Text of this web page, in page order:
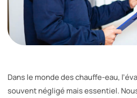
Dans le monde des chauffe-eau,
souvent négligé mais essentiel.